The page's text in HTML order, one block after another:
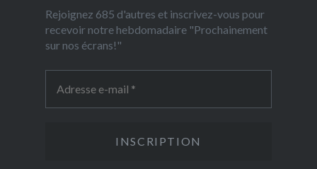
Rejoignez 685 d'autres et inscrivez-vous pour
recevoir notre hebdomadaire "Prochainement
sur nos écrans!"